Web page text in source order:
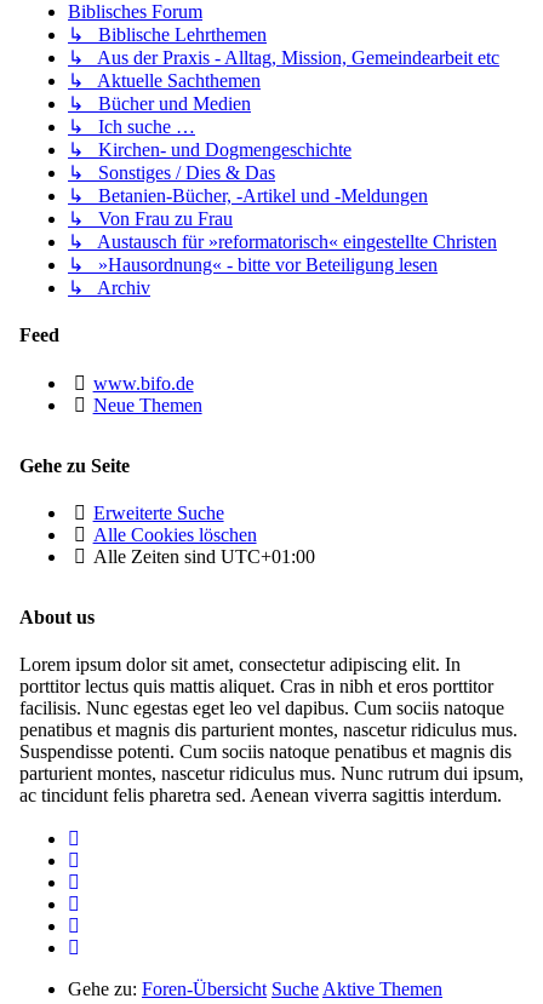
Biblisches Forum
↳ Biblische Lehrthemen
↳ Aus der Praxis - Alltag, Mission, Gemeindearbeit etc
↳ Aktuelle Sachthemen
↳ Bücher und Medien
↳ Ich suche …
↳ Kirchen- und Dogmengeschichte
↳ Sonstiges / Dies & Das
↳ Betanien-Bücher, -Artikel und -Meldungen
↳ Von Frau zu Frau
↳ Austausch für »reformatorisch« eingestellte Christen
↳ »Hausordnung« - bitte vor Beteiligung lesen
↳ Archiv
Feed
www.bifo.de
Neue Themen
Gehe zu Seite
Erweiterte Suche
Alle Cookies löschen
Alle Zeiten sind UTC+01:00
About us
Lorem ipsum dolor sit amet, consectetur adipiscing elit. In
porttitor lectus quis mattis aliquet. Cras in nibh et eros porttitor
facilisis. Nunc egestas eget leo vel dapibus. Cum sociis natoque
penatibus et magnis dis parturient montes, nascetur ridiculus mus.
Suspendisse potenti. Cum sociis natoque penatibus et magnis dis
parturient montes, nascetur ridiculus mus. Nunc rutrum dui ipsum,
ac tincidunt felis pharetra sed. Aenean viverra sagittis interdum.
Gehe zu: Foren-Übersicht Suche Aktive Themen